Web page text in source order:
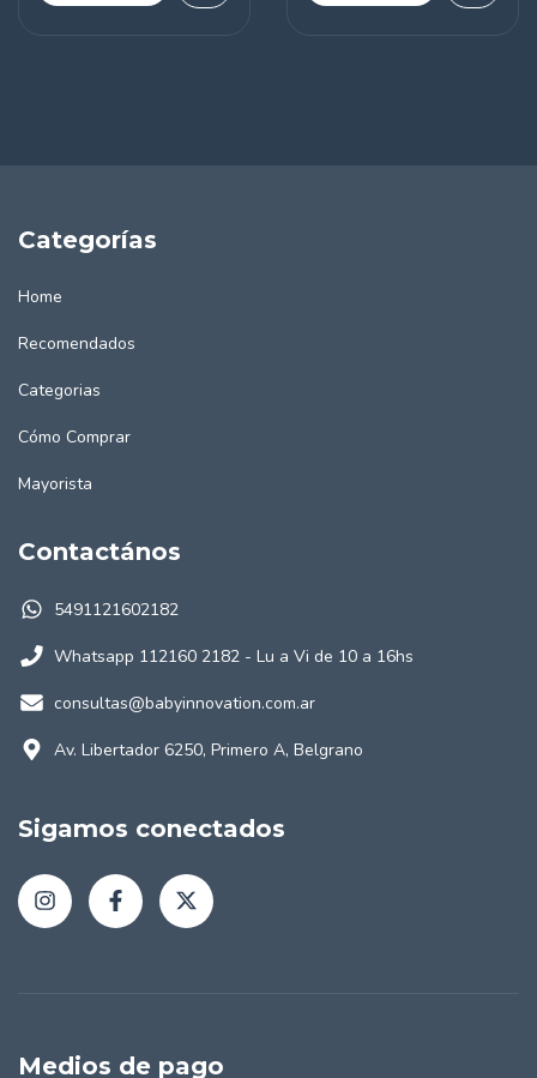
Categorías
Home
Recomendados
Categorias
Cómo Comprar
Mayorista
Contactános
5491121602182
Whatsapp 112160 2182 - Lu a Vi de 10 a 16hs
consultas@babyinnovation.com.ar
Av. Libertador 6250, Primero A, Belgrano
Sigamos conectados
Medios de pago